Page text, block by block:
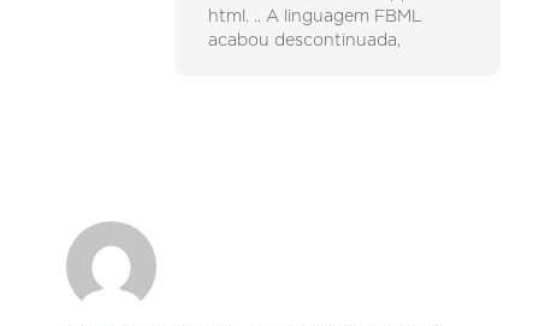
html. .. A linguagem FBML
acabou descontinuada,